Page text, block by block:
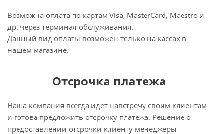
Возможна оплата по картам Visa, MasterCard, Maestro и
др. через терминал обслуживания.
Данный вид оплаты возможен только на кассах в
нашем магазине.
Отсрочка платежа
Наша компания всегда идет навстречу своим клиентам
и готова предложить отсрочку платежа. Решение о
предоставлении отсрочки клиенту менеджеры